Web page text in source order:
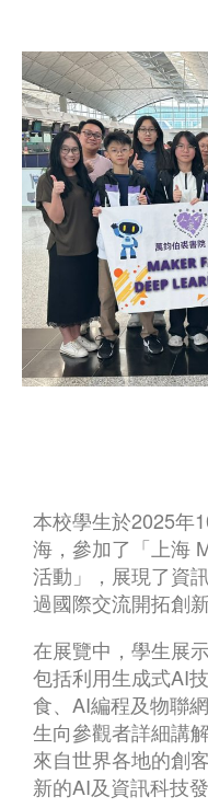
本校學生於2025年
海，參加了「上海
活動」，展現了資
過國際交流開拓創
在展覽中，學生展
包括利用生成式AI
食、AI編程及物聯
生向參觀者詳細講
來自世界各地的創
新的AI及資訊科技發